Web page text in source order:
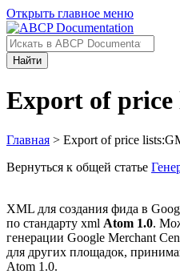
Открыть главное меню
Найти
Export of
Главная > Export of price
Вернуться к общей статье
XML для создания фида в
по стандарту xml Atom 1.0.
генерации Google Merchant
для других площадок,
Atom 1.0.